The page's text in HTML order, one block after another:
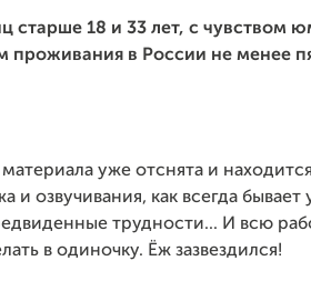
старше 18 и 33 лет, с чувством
проживания в России не менее
материала уже отснята и
и озвучивания, как всегда бывает
трудности... И всю
в одиночку. Ёж зазвездился!